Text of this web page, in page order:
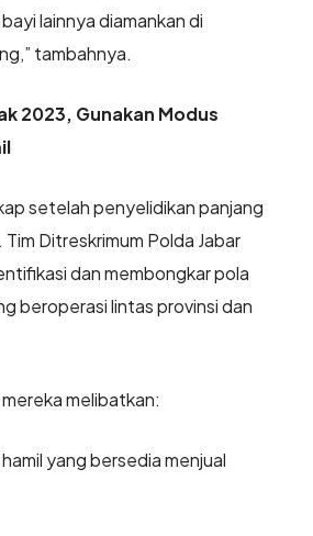
lainnya diamankan di
tambahnya.
2023, Gunakan Modus
setelah penyelidikan panjang
Ditreskrimum Polda Jabar
dan membongkar pola
beroperasi lintas provinsi dan
melibatkan:
yang bersedia menjual